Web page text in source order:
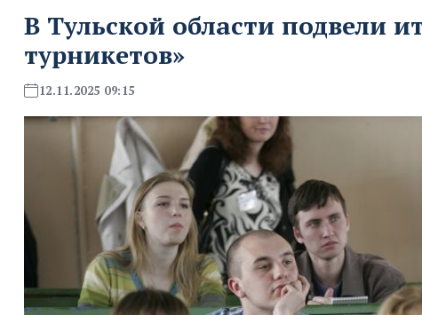
В Тульской области подвели
турникетов»
12.11.2025 09:15